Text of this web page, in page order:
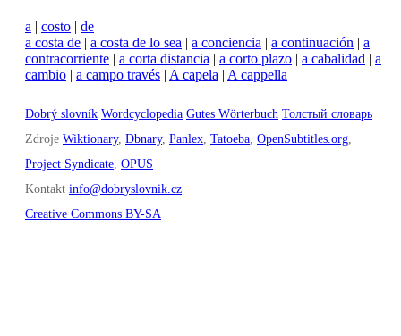
a | costo | de
a costa de | a costa de lo sea | a conciencia | a continuación | a
contracorriente | a corta distancia | a corto plazo | a cabalidad | a
cambio | a campo través | A capela | A cappella
Dobrý slovník Wordcyclopedia Gutes Wörterbuch Толстый словарь
Zdroje Wiktionary, Dbnary, Panlex Tatoeba OpenSubtitles.org
Project Syndicate OPUS
Kontakt info@dobryslovnik.cz
Creative Commons BY-SA